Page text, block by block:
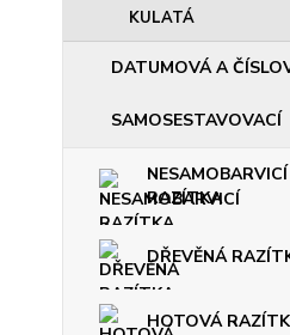
KULATÁ
DATUMOVÁ A
SAMOSESTAVOVACÍ
NESAMOBARVICÍ
RAZÍTKA
DŘEVĚNÁ
HOTOVÁ